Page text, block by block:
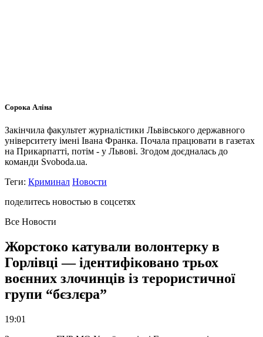
Сорока Аліна
Закінчила факультет журналістики Львівського державного
університету імені Івана Франка. Почала працювати в газетах
на Прикарпатті, потім - у Львові. Згодом доєдналась до
команди Svoboda.ua.
Теги: Криминал Новости
поделитесь новостью в соцсетях
Все Новости
Жорстоко катували волонтерку в
Горлівці — ідентифіковано трьох
воєнних злочинців із терористичної
групи “бєзлєра”
19:01